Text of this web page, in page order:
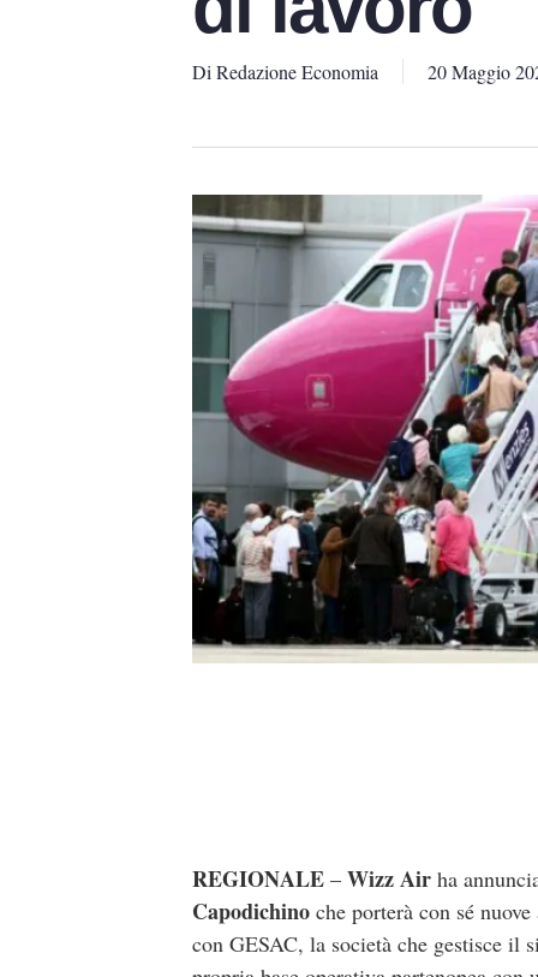
Di Redazione Economia 20 Maggio
REGIONALE – Wizz Air ha
Capodichino che porterà con sé
con GESAC, la società che gestisce il